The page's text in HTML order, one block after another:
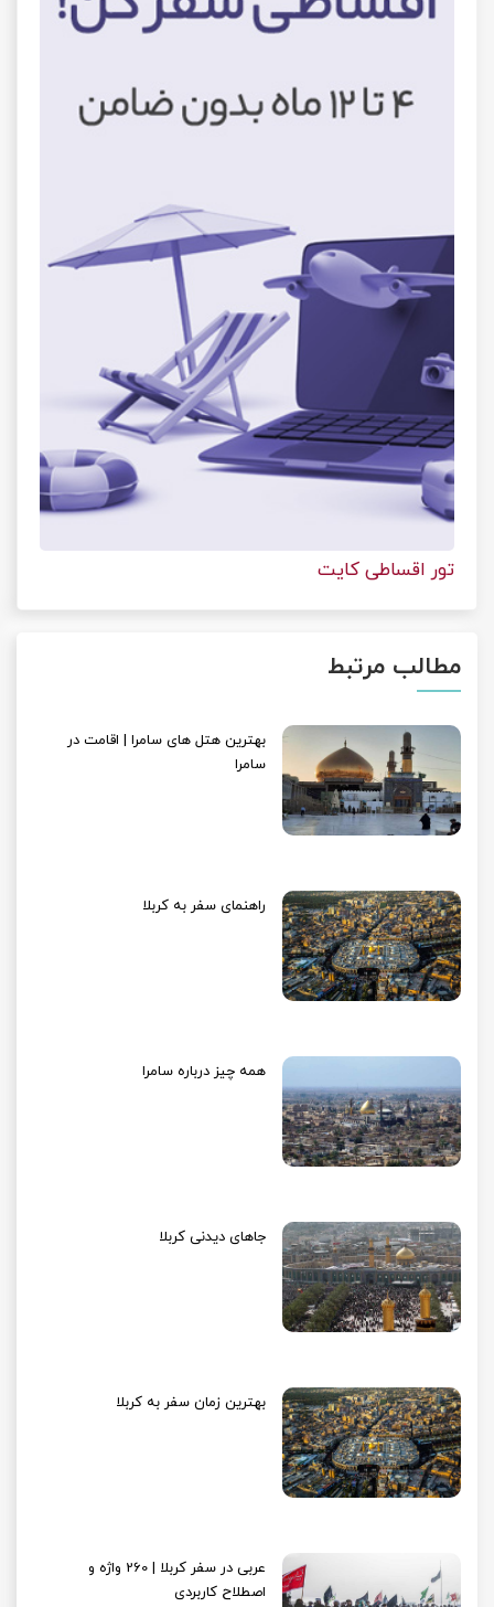
تور اقساطی کایت
مطالب مرتبط
بهترین هتل های سامرا | اقامت در
سامرا
راهنمای سفر به کربلا
همه چیز درباره سامرا
جاهای دیدنی کربلا
بهترین زمان سفر به کربلا
عربی در سفر کربلا | 260 واژه و
اصطلاح کاربردی